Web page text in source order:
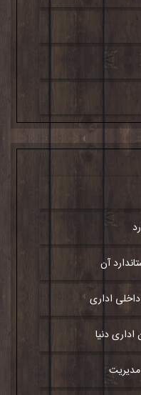
آن
اداری
دنیا
مدیریت